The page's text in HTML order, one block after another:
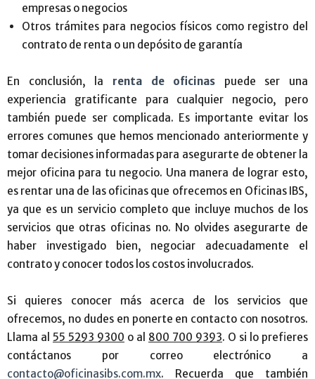
empresas o negocios
Otros trámites para negocios físicos como registro del
contrato de renta o un depósito de garantía
En conclusión, la renta de oficinas puede ser una
experiencia gratificante para cualquier negocio, pero
también puede ser complicada. Es importante evitar los
errores comunes que hemos mencionado anteriormente y
tomar decisiones informadas para asegurarte de obtener la
mejor oficina para tu negocio. Una manera de lograr esto,
es rentar una de las oficinas que ofrecemos en Oficinas IBS,
ya que es un servicio completo que incluye muchos de los
servicios que otras oficinas no. No olvides asegurarte de
haber investigado bien, negociar adecuadamente el
contrato y conocer todos los costos involucrados.
Si quieres conocer más acerca de los servicios que
ofrecemos, no dudes en ponerte en contacto con nosotros.
Llama al 55 5293 9300 o al 800 700 9393. O si lo prefieres
contáctanos por correo electrónico a
contacto@oficinasibs.com.mx. Recuerda que también